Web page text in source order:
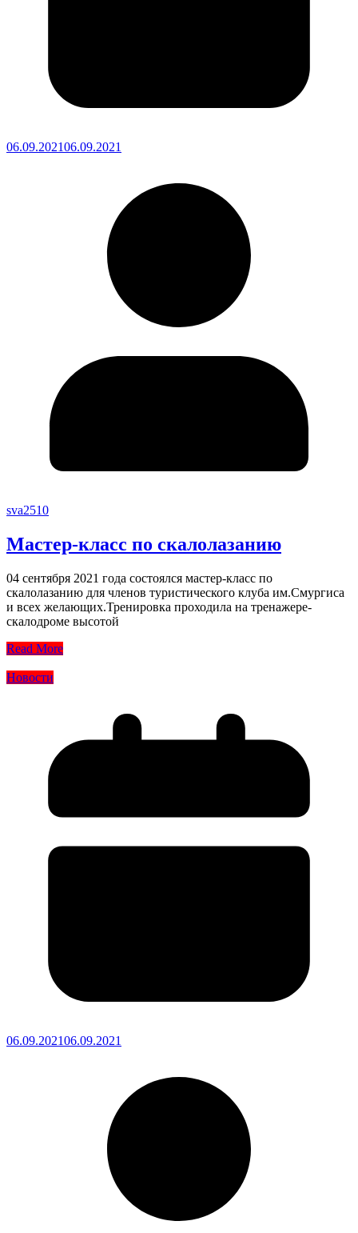
06.09.202106.09.2021
sva2510
Мастер-класс по скалолазанию
04 сентября 2021 года состоялся мастер-класс по
скалолазанию для членов туристического клуба им.Смургиса
и всех желающих.Тренировка проходила на тренажере-
скалодроме высотой
Read More
Новости
06.09.202106.09.2021